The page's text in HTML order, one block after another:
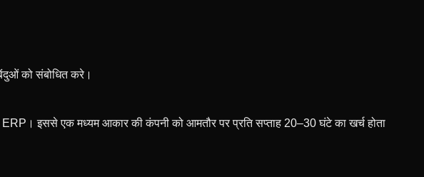
को संबोधित करे।
इससे एक मध्यम आकार की कंपनी को आमतौर पर प्रति सप्ताह 20–30 घंटे का खर्च होता